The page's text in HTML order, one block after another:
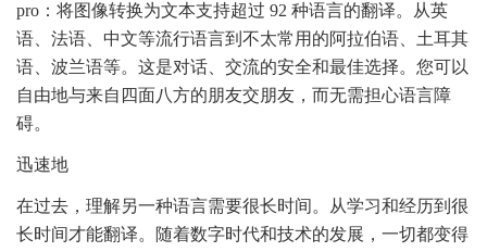
pro：将图像转换为文本支持超过 92 种语言的翻译。从英
语、法语、中文等流行语言到不太常用的阿拉伯语、土耳其
语、波兰语等。这是对话、交流的安全和最佳选择。您可以
自由地与来自四面八方的朋友交朋友，而无需担心语言障
碍。
迅速地
在过去，理解另一种语言需要很长时间。从学习和经历到很
长时间才能翻译。随着数字时代和技术的发展，一切都变得